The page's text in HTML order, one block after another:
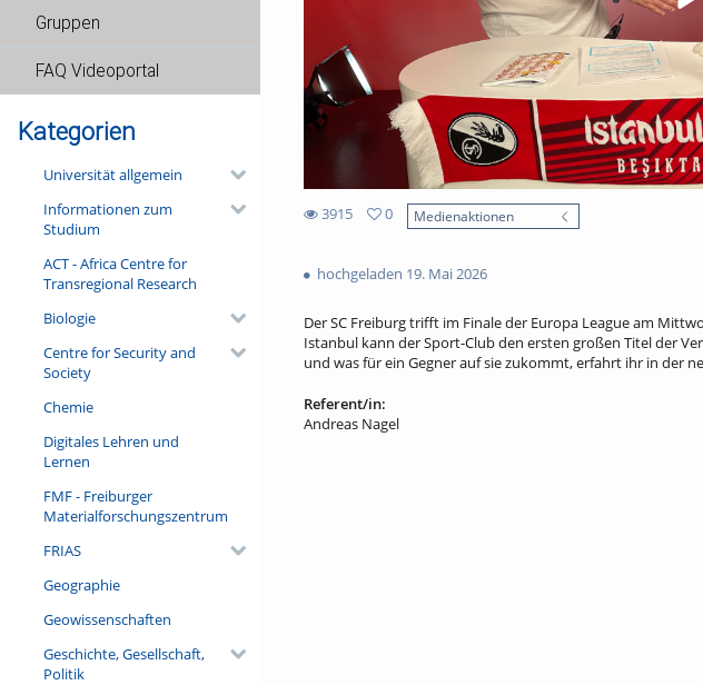
Gruppen
FAQ Videoportal
Kategorien
Universität allgemein
Informationen zum
Studium
ACT - Africa Centre for
Transregional Research
Biologie
Centre for Security and
Society
Chemie
Digitales Lehren und
Lernen
FMF - Freiburger
Materialforschungszentrum
FRIAS
Geographie
Geowissenschaften
Geschichte, Gesellschaft,
Politik
3915
views
0
Medienaktionen
hochgeladen 19. Mai 2026
Der SC Freiburg trifft im Finale der Europa League am
Istanbul kann der Sport-Club den ersten großen Titel der
und was für ein Gegner auf sie zukommt, erfahrt ihr in der
Referent/in:
Andreas Nagel